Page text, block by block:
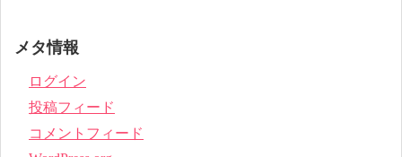
メタ情報
ログイン
投稿フィード
コメントフィード